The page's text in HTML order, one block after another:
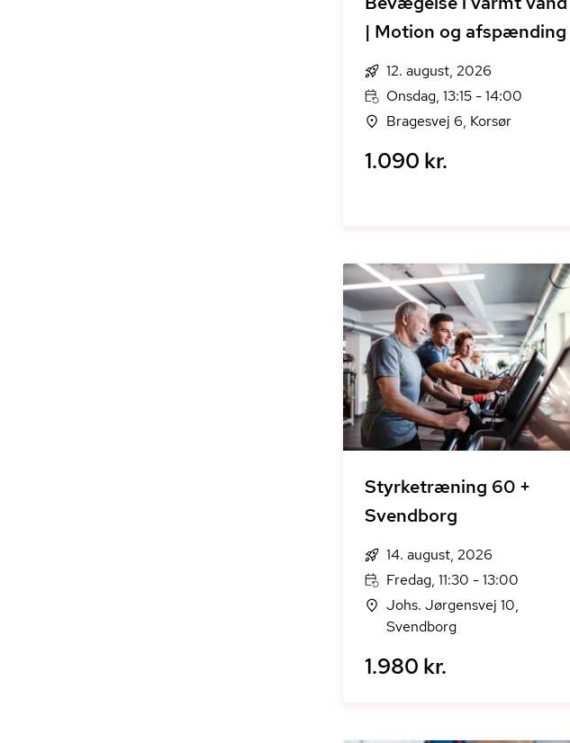
| Motion og afspænding
12. august, 2026
Onsdag, 13:15 - 14:00
Bragesvej 6, Korsør
1.090 kr.
Styrketræning 60 +
Svendborg
14. august, 2026
Fredag, 11:30 - 13:00
Johs. Jørgensvej 10,
Svendborg
1.980 kr.